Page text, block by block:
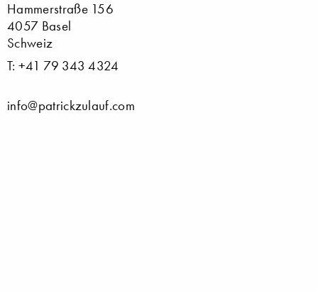
Hammerstraße 156
4057 Basel
Schweiz
T: +41 79 343 4324
info@patrickzulauf.com